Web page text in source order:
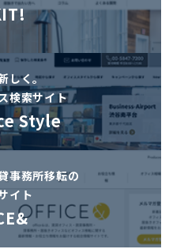
しく。
検索サイト
Style
事務所移転の
イト